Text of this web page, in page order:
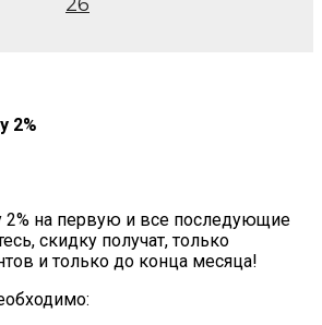
2%
2% на первую и все последующие
скидку получат, только
и только до конца месяца!